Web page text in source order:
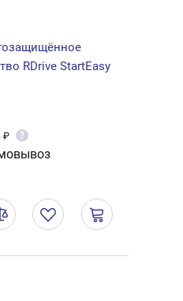
RDrive StartEasy
₽ ?